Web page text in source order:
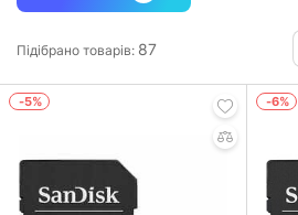
Підібрано товарів: 87
-5% -6%